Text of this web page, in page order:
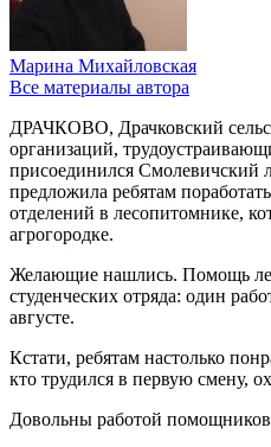
Марина Михайловская
Все материалы автора
ДРАЧКОВО, Драчковский
организаций,
присоединился Смолевичский
предложила ребятам
отделений в лесопитомнике,
агрогородке.
Желающие нашлись. Помощь
студенческих отряда: один
августе.
Кстати, ребятам настолько
кто трудился в первую смену,
Довольны работой помощников